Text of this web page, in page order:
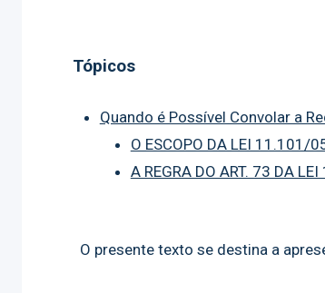
Tópicos
Quando é Possível Convolar a
O ESCOPO DA LEI 11.101/
A REGRA DO ART. 73 DA
O presente texto se destina a